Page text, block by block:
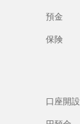
預金
保険
口座開設